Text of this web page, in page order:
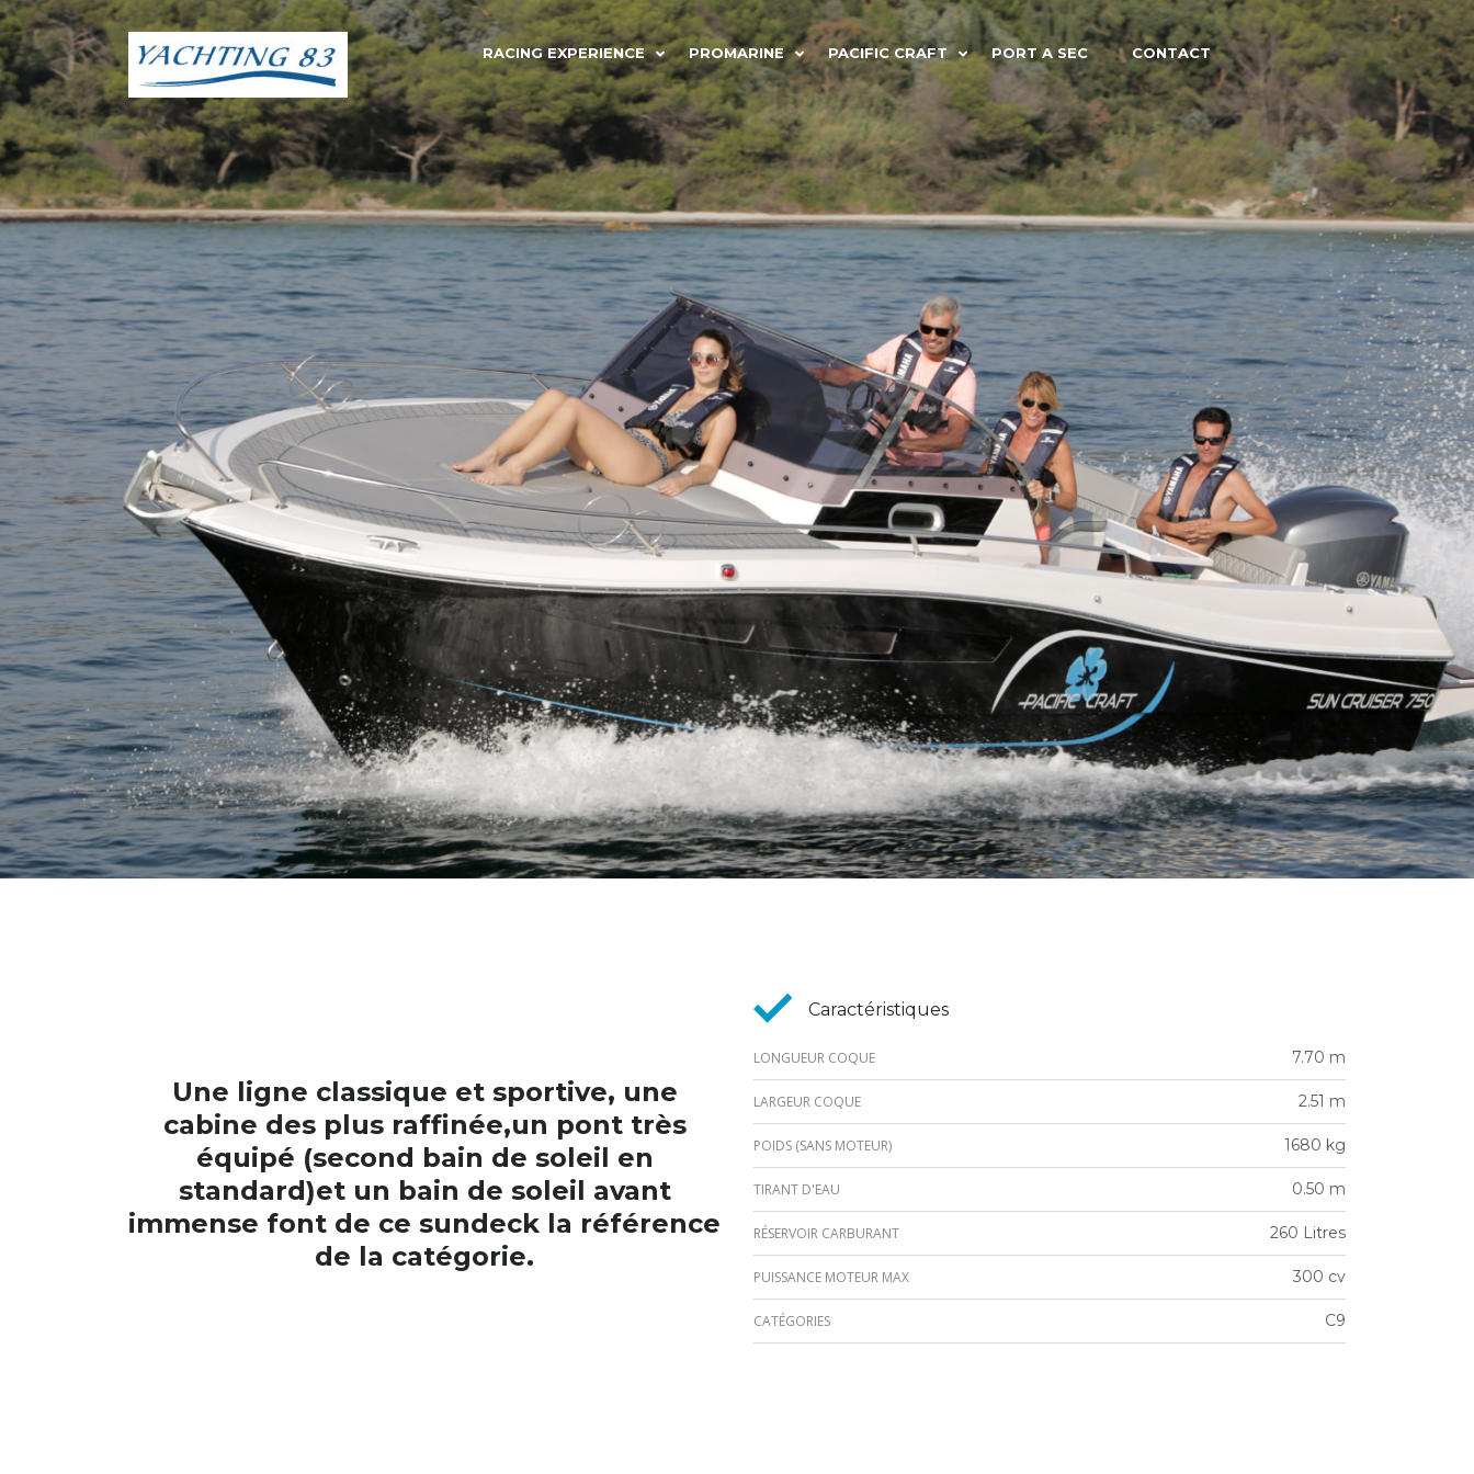
RACING EXPERIENCE PROMARINE PACIFIC CRAFT PORT A SEC CONTACT
Une ligne classique et sportive, une
cabine des plus raffinée,un pont très
équipé (second bain de soleil en
standard)et un bain de soleil avant
immense font de ce sundeck la référence
de la catégorie.
Caractéristiques
LONGUEUR COQUE 7.70 m
LARGEUR COQUE 2.51 m
POIDS (SANS MOTEUR) 1680 kg
TIRANT D'EAU 0.50 m
RÉSERVOIR CARBURANT 260 Litres
PUISSANCE MOTEUR MAX 300 cv
CATÉGORIES C9